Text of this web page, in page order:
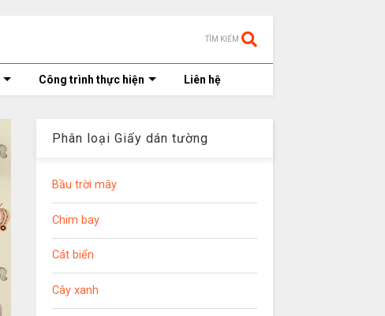
TÌM KIẾM
Công trình thực hiện Liên hệ
Phân loại Giấy dán tường
Bầu trời mây
Chim bay
Cát biển
Cây xanh